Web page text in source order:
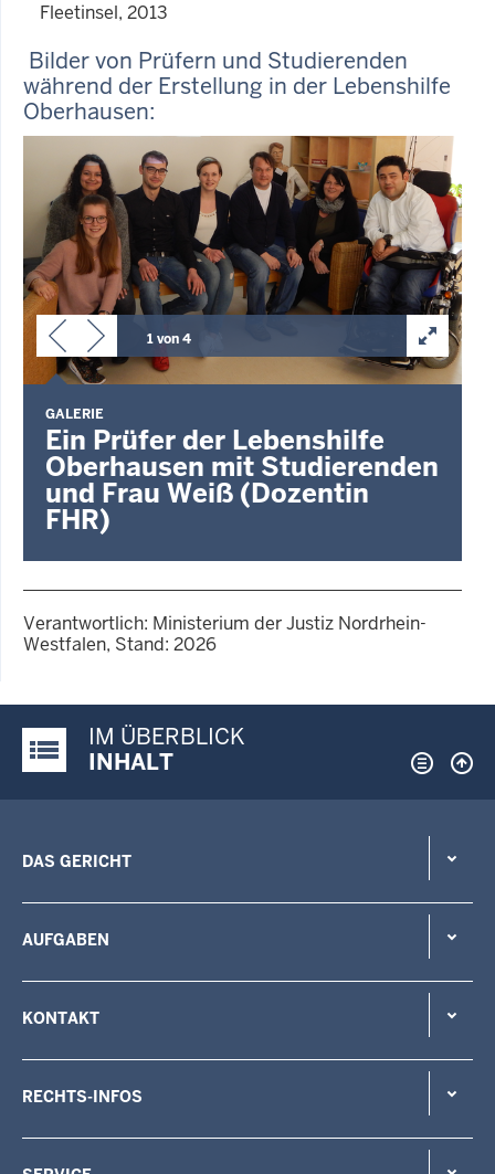
Fleetinsel, 2013
Bilder von Prüfern und Studierenden
während der Erstellung in der Lebenshilfe
Oberhausen:
1 von 4
GALERIE
Ein Prüfer der Lebenshilfe
Oberhausen mit Studierenden
und Frau Weiß (Dozentin
FHR)
Verantwortlich: Ministerium der Justiz Nordrhein-
Westfalen, Stand: 2026
Justiz-Portal im Überblick:
IM ÜBERBLICK
INHALT
DAS GERICHT
AUFGABEN
KONTAKT
RECHTS-INFOS